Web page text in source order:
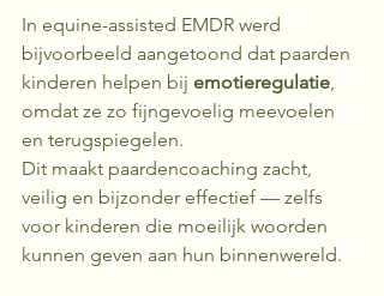
In equine-assisted EMDR werd
bijvoorbeeld aangetoond dat paarden
kinderen helpen bij emotieregulatie,
omdat ze zo fijngevoelig meevoelen
en terugspiegelen.
Dit maakt paardencoaching zacht,
veilig en bijzonder effectief — zelfs
voor kinderen die moeilijk woorden
kunnen geven aan hun binnenwereld.